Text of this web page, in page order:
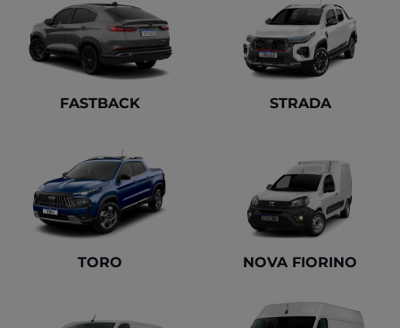
FASTBACK STRADA
TORO NOVA FIORINO